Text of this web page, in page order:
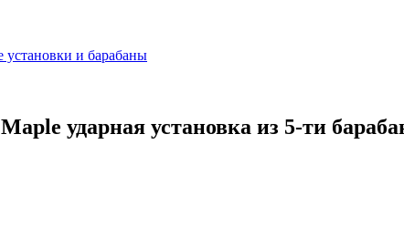
установки и барабаны
ударная установка из 5-ти